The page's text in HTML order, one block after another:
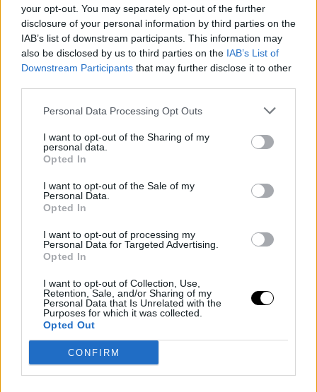
your opt-out. You may separately opt-out of the further
disclosure of your personal information by third parties on the
IAB’s list of downstream participants. This information may
also be disclosed by us to third parties on the IAB’s List of
Downstream Participants that may further disclose it to other
Personal Data Processing Opt Outs
I want to opt-out of the Sharing of my
personal data.
Opted In
I want to opt-out of the Sale of my
Personal Data.
Opted In
I want to opt-out of processing my
Personal Data for Targeted Advertising.
Opted In
I want to opt-out of Collection, Use,
Retention, Sale, and/or Sharing of my
Personal Data that Is Unrelated with the
Purposes for which it was collected.
Opted Out
CONFIRM